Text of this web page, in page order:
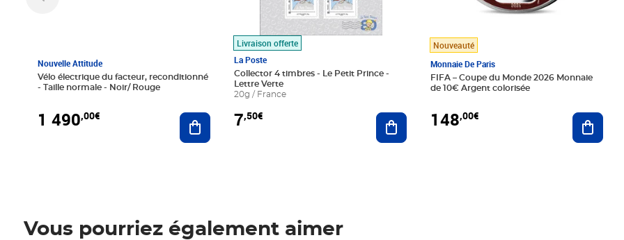
Nouvelle Attitude
Vélo électrique du facteur, reconditionné
- Taille normale - Noir/ Rouge
1 490,00€ Ajouter au panier
Livraison offerte
La Poste
Collector 4 timbres - Le Petit Prince -
Lettre Verte
20g / France
7,50€ Ajouter au panier
Nouveauté
Monnaie De Paris
FIFA – Coupe du Monde 2026 Monnaie
de 10€ Argent colorisée
148,00€
Vous pourriez également aimer